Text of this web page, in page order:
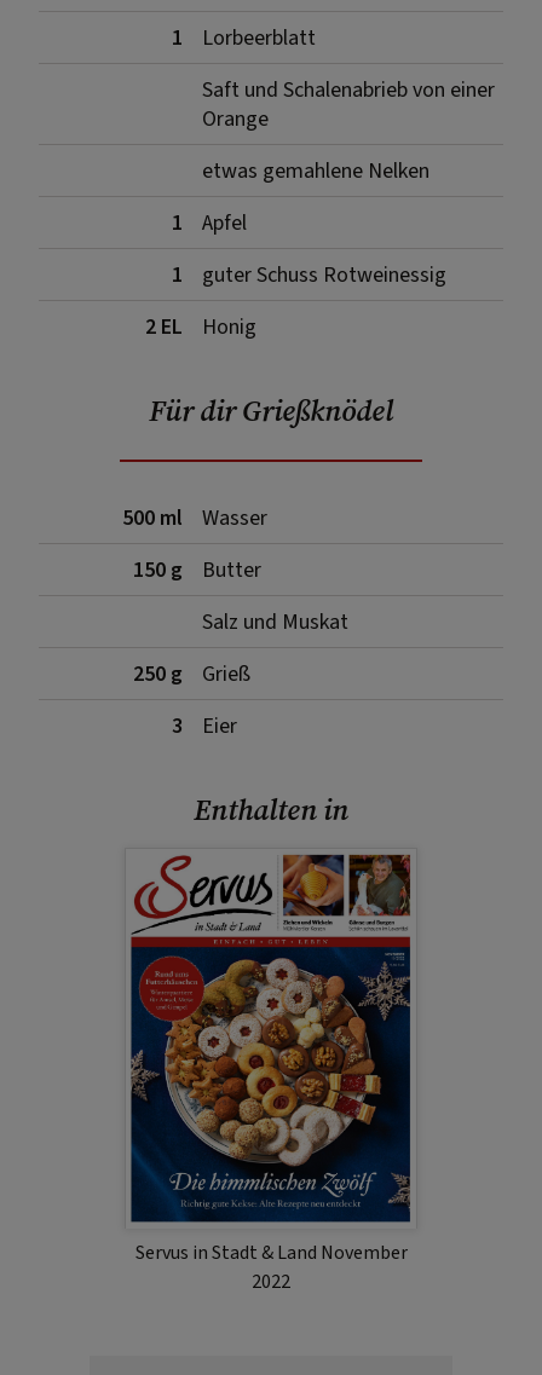
1
Lorbeerblatt
Saft und Schalenabrieb von einer
Orange
etwas gemahlene Nelken
1
Apfel
1
guter Schuss Rotweinessig
2 EL
Honig
Für dir Grießknödel
500 ml
Wasser
150 g
Butter
Salz und Muskat
250 g
Grieß
3
Eier
Enthalten in
Servus in Stadt & Land November
2022